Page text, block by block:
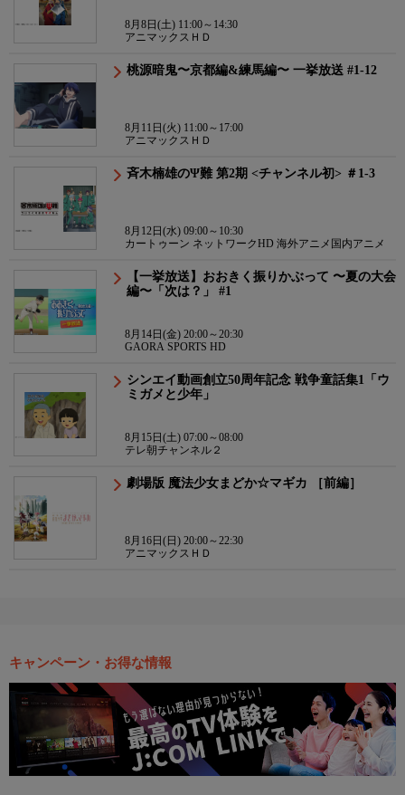
8月8日(土) 11:00～14:30
アニマックスＨＤ
桃源暗鬼〜京都編&練馬編〜 一挙放送 #1-12
8月11日(火) 11:00～17:00
アニマックスＨＤ
斉木楠雄のΨ難 第2期 <チャンネル初> ＃1-3
8月12日(水) 09:00～10:30
カートゥーン ネットワークHD 海外アニメ国内アニメ
【一挙放送】おおきく振りかぶって 〜夏の大会
編〜「次は？」 #1
8月14日(金) 20:00～20:30
GAORA SPORTS HD
シンエイ動画創立50周年記念 戦争童話集1「ウ
ミガメと少年」
8月15日(土) 07:00～08:00
テレ朝チャンネル２
劇場版 魔法少女まどか☆マギカ ［前編］
8月16日(日) 20:00～22:30
アニマックスＨＤ
キャンペーン・お得な情報